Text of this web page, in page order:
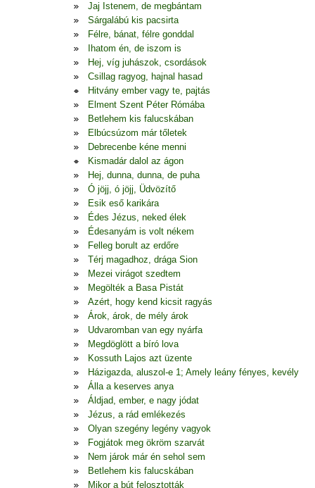
Jaj Istenem, de megbántam
Sárgalábú kis pacsirta
Félre, bánat, félre gonddal
Ihatom én, de iszom is
Hej, víg juhászok, csordások
Csillag ragyog, hajnal hasad
Hitvány ember vagy te, pajtás
Elment Szent Péter Rómába
Betlehem kis falucskában
Elbúcsúzom már tőletek
Debrecenbe kéne menni
Kismadár dalol az ágon
Hej, dunna, dunna, de puha
Ó jöjj, ó jöjj, Üdvözítő
Esik eső karikára
Édes Jézus, neked élek
Édesanyám is volt nékem
Felleg borult az erdőre
Térj magadhoz, drága Sion
Mezei virágot szedtem
Megölték a Basa Pistát
Azért, hogy kend kicsit ragyás
Árok, árok, de mély árok
Udvaromban van egy nyárfa
Megdöglött a bíró lova
Kossuth Lajos azt üzente
Házigazda, aluszol-e 1; Amely leány fényes, kevély
Álla a keserves anya
Áldjad, ember, e nagy jódat
Jézus, a rád emlékezés
Olyan szegény legény vagyok
Fogjátok meg ökröm szarvát
Nem járok már én sehol sem
Betlehem kis falucskában
Mikor a bút felosztották